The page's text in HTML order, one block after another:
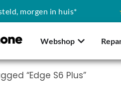
morgen in huis*
Webshop
“Edge S6 Plus”